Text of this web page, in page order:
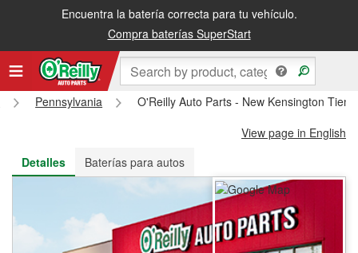
Encuentra la batería correcta para tu vehículo.
Compra baterías SuperStart
Recibe tu orden gratis al día siguiente o recógela en la tienda
Pennsylvania
O'Reilly Auto Parts - New Kensington
View page in English
Detalles
Baterías para autos